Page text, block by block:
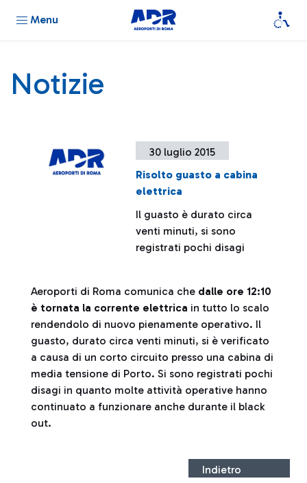
Menu
Notizie
30 luglio 2015
Risolto guasto a cabina
elettrica
Il guasto è durato circa
venti minuti, si sono
registrati pochi disagi
Aeroporti di Roma comunica che dalle ore 12:10
è tornata la corrente elettrica in tutto lo scalo
rendendolo di nuovo pienamente operativo. Il
guasto, durato circa venti minuti, si è verificato
a causa di un corto circuito presso una cabina di
media tensione di Porto. Si sono registrati pochi
disagi in quanto molte attività operative hanno
continuato a funzionare anche durante il black
out.
Indietro